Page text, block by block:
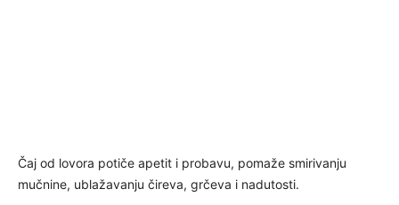
Čaj od lovora potiče apetit i probavu, pomaže smirivanju
mučnine, ublažavanju čireva, grčeva i nadutosti.